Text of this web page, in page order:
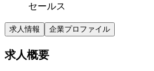
セールス
求人情報 企業プロファイル
求人概要